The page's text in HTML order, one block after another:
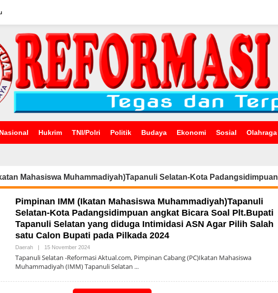
Nasional Hukrim TNI/Polri Politik Budaya Ekonomi Sosial Olahraga
Mahasiswa Muhammadiyah)Tapanuli Selatan-Kota Padangsidimpuan
Pimpinan IMM (Ikatan Mahasiswa Muhammadiyah)Tapanuli
Selatan-Kota Padangsidimpuan angkat Bicara Soal Plt.Bupati
Tapanuli Selatan yang diduga Intimidasi ASN Agar Pilih Salah
satu Calon Bupati pada Pilkada 2024
Daerah | 15 November 2024Oleh
Tapanuli Selatan -Reformasi Aktual.com, Pimpinan Cabang (PC)Ikatan Mahasiswa
Muhammadiyah (IMM) Tapanuli Selatan